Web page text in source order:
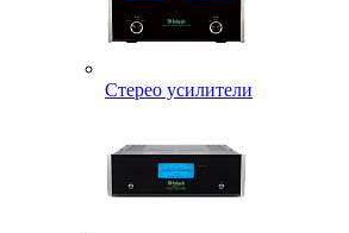
Стерео усилители